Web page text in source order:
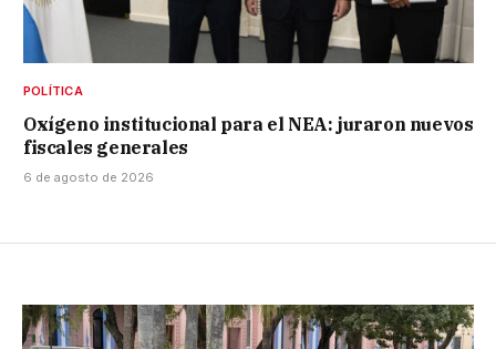
POLÍTICA
Oxígeno institucional para el NEA: juraron nuevos
fiscales generales
6 de agosto de 2026